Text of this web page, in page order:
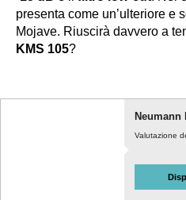
presenta come un’ulteriore e
Mojave. Riuscirà davvero a
KMS 105?
Neumann
Valutazione